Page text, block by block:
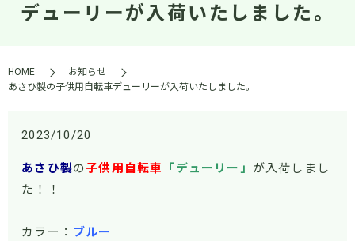
デューリーが入荷いたしました。
HOME
お知らせ
あさひ製の子供用自転車デューリーが入荷いたしました。
2023/10/20
あさひ製の 子供用自転車 「デューリー」 が入荷しまし
た！！
カラー： ブルー